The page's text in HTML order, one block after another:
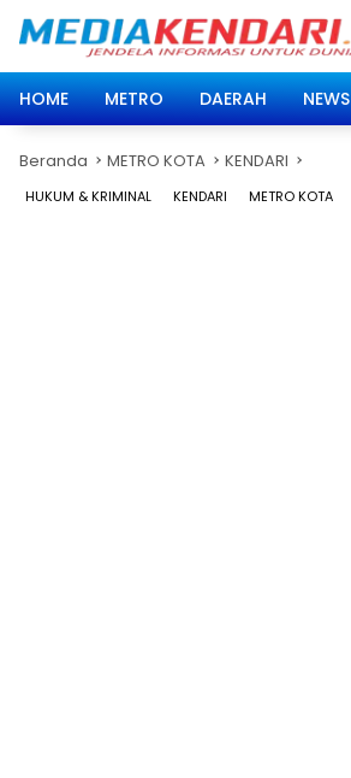
HOME
METRO DAERAH NEWS
Beranda METRO KOTA KENDARI
HUKUM & KRIMINAL KENDARI METRO KOTA